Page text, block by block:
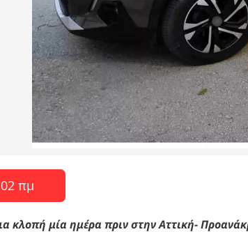
πμ
κλοπή μία ημέρα πριν στην Αττική-